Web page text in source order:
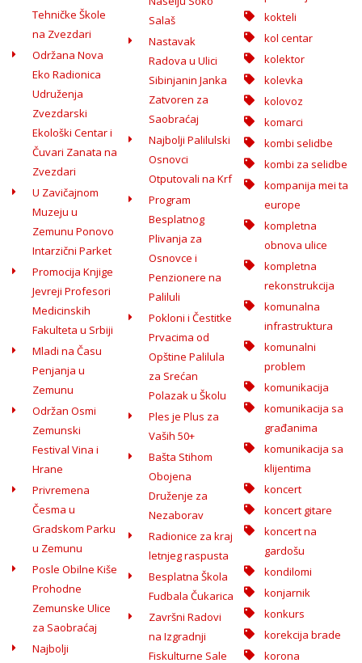
Tehničke Škole
na Zvezdari
Održana Nova
Eko Radionica
Udruženja
Zvezdarski
Ekološki Centar i
Čuvari Zanata na
Zvezdari
U Zavičajnom
Muzeju u
Zemunu Ponovo
Intarzični Parket
Promocija Knjige
Jevreji Profesori
Medicinskih
Fakulteta u Srbiji
Mladi na Času
Penjanja u
Zemunu
Održan Osmi
Zemunski
Festival Vina i
Hrane
Privremena
Česma u
Gradskom Parku
u Zemunu
Posle Obilne Kiše
Prohodne
Zemunske Ulice
za Saobraćaj
Najbolji
Salaš
Nastavak
Radova u Ulici
Sibinjanin Janka
Zatvoren za
Saobraćaj
Najbolji Palilulski
Osnovci
Otputovali na Krf
Program
Besplatnog
Plivanja za
Osnovce i
Penzionere na
Paliluli
Pokloni i Čestitke
Prvacima od
Opštine Palilula
za Srećan
Polazak u Školu
Ples je Plus za
Vaših 50+
Bašta Stihom
Obojena
Druženje za
Nezaborav
Radionice za kraj
letnjeg raspusta
Besplatna Škola
Fudbala Čukarica
Završni Radovi
na Izgradnji
Fiskulturne Sale
kokteli
kol centar
kolektor
kolevka
kolovoz
komarci
kombi selidbe
kombi za selidbe
kompanija mei ta
europe
kompletna
obnova ulice
kompletna
rekonstrukcija
komunalna
infrastruktura
komunalni
problem
komunikacija
komunikacija sa
građanima
komunikacija sa
klijentima
koncert
koncert gitare
koncert na
gardošu
kondilomi
konjarnik
konkurs
korekcija brade
korona